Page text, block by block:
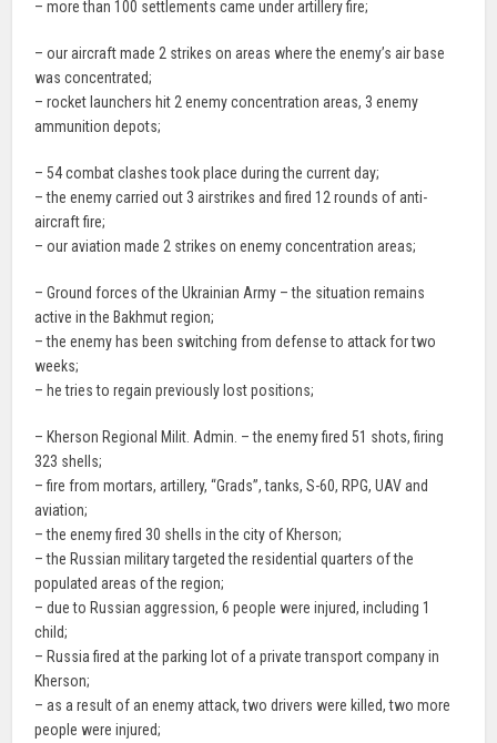
– more than 100 settlements came under artillery fire;
– our aircraft made 2 strikes on areas where the enemy’s air base
was concentrated;
– rocket launchers hit 2 enemy concentration areas, 3 enemy
ammunition depots;
– 54 combat clashes took place during the current day;
– the enemy carried out 3 airstrikes and fired 12 rounds of anti-
aircraft fire;
– our aviation made 2 strikes on enemy concentration areas;
– Ground forces of the Ukrainian Army – the situation remains
active in the Bakhmut region;
– the enemy has been switching from defense to attack for two
weeks;
– he tries to regain previously lost positions;
– Kherson Regional Milit. Admin. – the enemy fired 51 shots, firing
323 shells;
– fire from mortars, artillery, “Grads”, tanks, S-60, RPG, UAV and
aviation;
– the enemy fired 30 shells in the city of Kherson;
– the Russian military targeted the residential quarters of the
populated areas of the region;
– due to Russian aggression, 6 people were injured, including 1
child;
– Russia fired at the parking lot of a private transport company in
Kherson;
– as a result of an enemy attack, two drivers were killed, two more
people were injured;